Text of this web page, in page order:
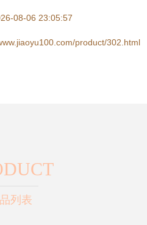
08-06 23:05:57
product/302.html
列表